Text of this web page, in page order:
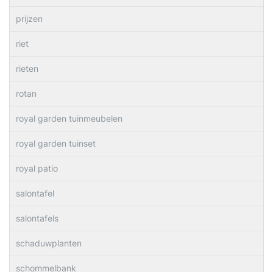
prijzen
riet
rieten
rotan
royal garden tuinmeubelen
royal garden tuinset
royal patio
salontafel
salontafels
schaduwplanten
schommelbank